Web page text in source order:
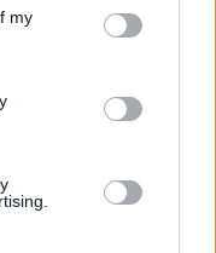
my
Adelaidessa
lokakuussa.